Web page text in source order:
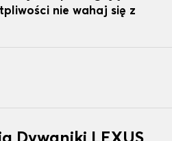
nie wahaj się z